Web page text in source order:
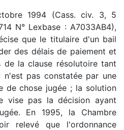
1994 (Cass. civ. 3, 5
N° Lexbase : A7033AB4),
que le titulaire d'un bail
des délais de paiement et
de la clause résolutoire tant
pas constatée par une
de chose jugée ; la solution
vise pas la décision ayant
En 1995, la Chambre
relevé que l'ordonnance